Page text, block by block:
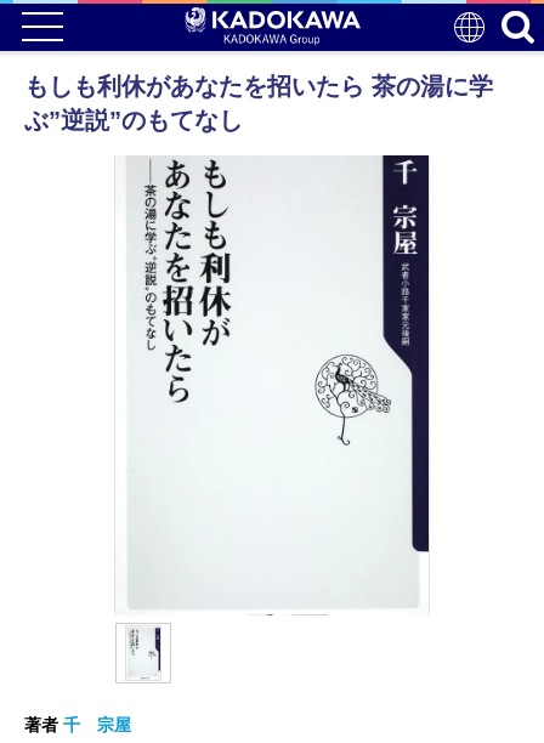
もしも利休があなたを招いたら 茶の湯に学
ぶ”逆説”のもてなし
著者 千 宗屋